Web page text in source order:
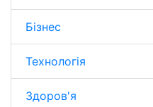
Бізнес
Технологія
Здоров'я